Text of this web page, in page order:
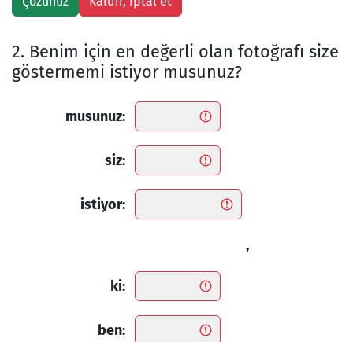
2. Benim için en değerli olan fotoğrafı size
göstermemi istiyor musunuz?
musunuz:
siz:
istiyor:
,
ki:
ben: